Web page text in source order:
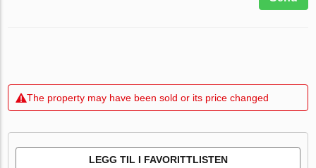
The property may have been sold or its price changed
LEGG TIL I FAVORITTLISTEN